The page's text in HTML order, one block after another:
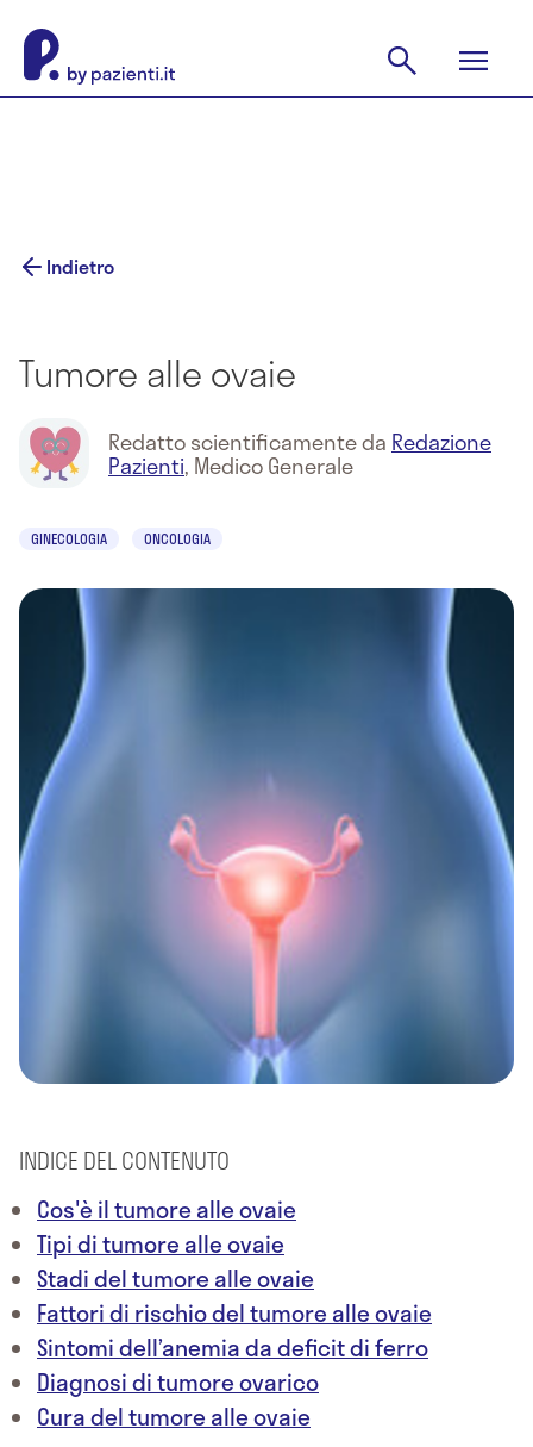
Indietro
Tumore alle ovaie
Redatto scientificamente da Redazione
Pazienti, Medico Generale
GINECOLOGIA ONCOLOGIA
INDICE DEL CONTENUTO
Cos'è il tumore alle ovaie
Tipi di tumore alle ovaie
Stadi del tumore alle ovaie
Fattori di rischio del tumore alle ovaie
Sintomi dell’anemia da deficit di ferro
Diagnosi di tumore ovarico
Cura del tumore alle ovaie